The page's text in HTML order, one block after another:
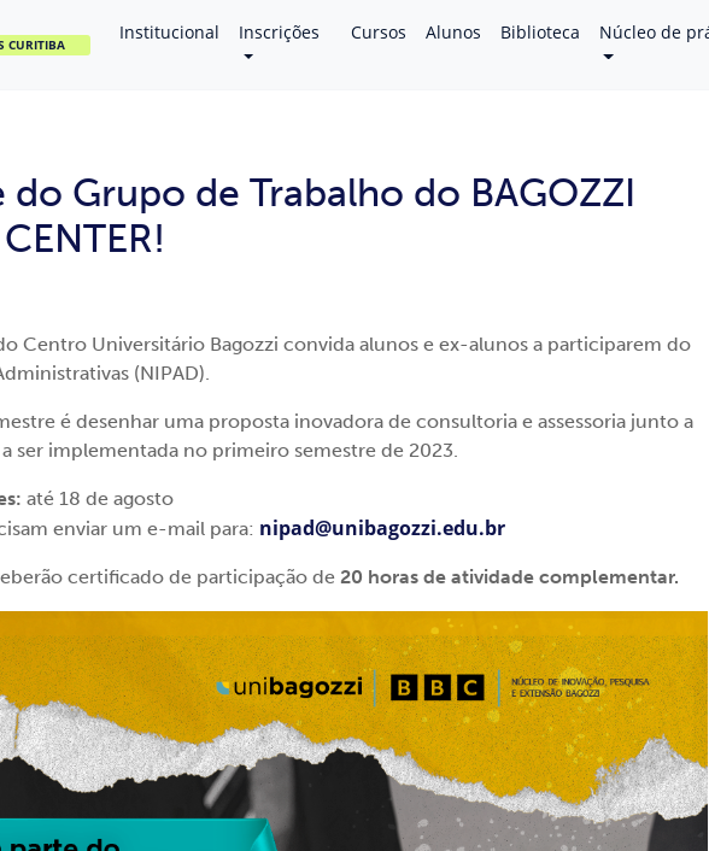
CURITIBA
Institucional Inscrições Cursos Alunos Biblioteca Núcleo de
do Grupo de Trabalho do BAGOZZI
Centro Universitário Bagozzi convida alunos e ex-alunos a participarem do
(NIPAD).
é desenhar uma proposta inovadora de consultoria e assessoria junto a
ser implementada no primeiro semestre de 2023.
até 18 de agosto
enviar um e-mail para: nipad@unibagozzi.edu.br
certificado de participação de 20 horas de atividade complementar.